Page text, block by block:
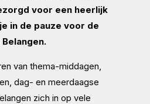
voor een heerlijk
in de pauze voor de
van thema-middagen,
dag- en meerdaagse
zich in op vele